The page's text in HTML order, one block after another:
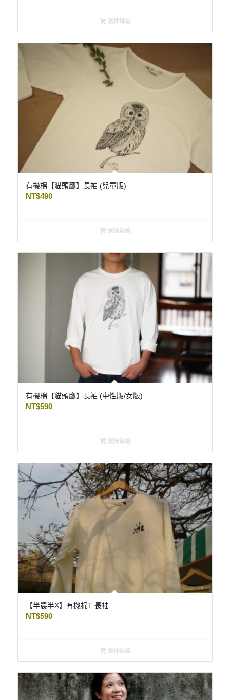
選擇規格
有機棉【貓頭鷹】長袖 (兒童版)
NT$490
選擇規格
有機棉【貓頭鷹】長袖 (中性版/女版)
NT$590
選擇規格
【半農半X】有機棉T 長袖
NT$590
選擇規格